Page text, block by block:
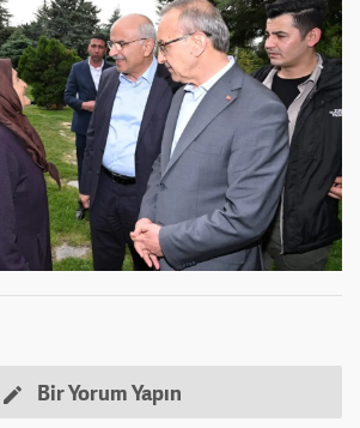
Bir Yorum Yapın